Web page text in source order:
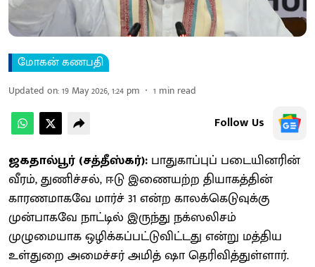
மோகன் கணபதி
Updated on:19 May 2026, 1:24 pm 1 min read
Follow Us
ஜகதால்பூர் (சத்தீஸ்கர்): பாதுகாப்புப் படையினரின்
வீரம், துணிச்சல், ஈடு இணையற்ற தியாகத்தின்
காரணமாகவே மார்ச் 31 என்ற காலக்கெடுவுக்கு
முன்பாகவே நாட்டில் இருந்து நக்ஸலிசம்
முழுமையாக ஒழிக்கப்பட்டுவிட்டது என்று மத்திய
உள்துறை அமைச்சர் அமித் ஷா தெரிவித்துள்ளார்.